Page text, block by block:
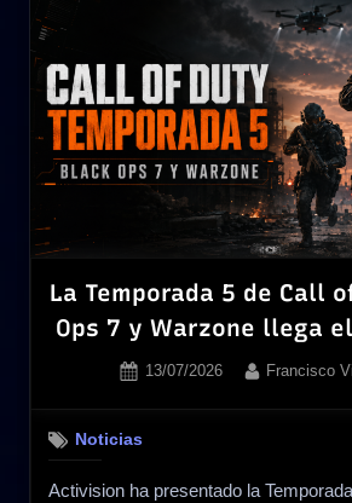
remasters
Fallout
3
y
New
Vegas
nuevo
Obsidian»
La Temporada 5 de Call
Ops 7 y Warzone llega
Posted
13/07/2026 By
Francisco
Noticias
Activision ha presentado la